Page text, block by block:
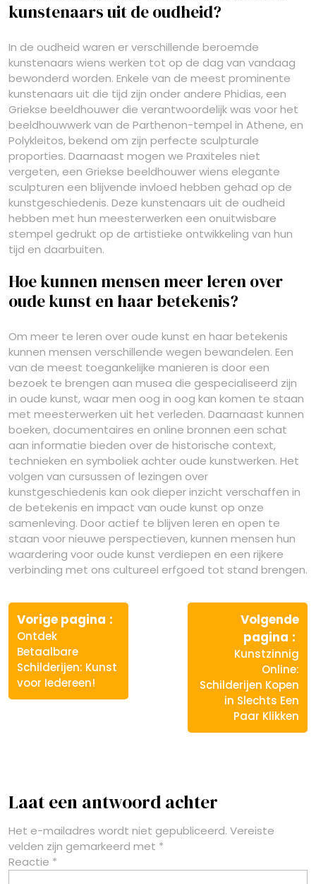
kunstenaars uit de oudheid?
In de oudheid waren er verschillende beroemde
kunstenaars wiens werken tot op de dag van vandaag
bewonderd worden. Enkele van de meest prominente
kunstenaars uit die tijd zijn onder andere Phidias, een
Griekse beeldhouwer die verantwoordelijk was voor het
beeldhouwwerk van de Parthenon-tempel in Athene, en
Polykleitos, bekend om zijn perfecte sculpturale
proporties. Daarnaast mogen we Praxiteles niet
vergeten, een Griekse beeldhouwer wiens elegante
sculpturen een blijvende invloed hebben gehad op de
kunstgeschiedenis. Deze kunstenaars uit de oudheid
hebben met hun meesterwerken een onuitwisbare
stempel gedrukt op de artistieke ontwikkeling van hun
tijd en daarbuiten.
Hoe kunnen mensen meer leren over
oude kunst en haar betekenis?
Om meer te leren over oude kunst en haar betekenis
kunnen mensen verschillende wegen bewandelen. Een
van de meest toegankelijke manieren is door een
bezoek te brengen aan musea die gespecialiseerd zijn
in oude kunst, waar men oog in oog kan komen te staan
met meesterwerken uit het verleden. Daarnaast kunnen
boeken, documentaires en online bronnen een schat
aan informatie bieden over de historische context,
technieken en symboliek achter oude kunstwerken. Het
volgen van cursussen of lezingen over
kunstgeschiedenis kan ook dieper inzicht verschaffen in
de betekenis en impact van oude kunst op onze
samenleving. Door actief te blijven leren en open te
staan voor nieuwe perspectieven, kunnen mensen hun
waardering voor oude kunst verdiepen en een rijkere
verbinding met ons cultureel erfgoed tot stand brengen.
Berichtnavigatie
Vorige pagina
Ontdek
Betaalbare
Schilderijen: Kunst
voor Iedereen!
Volgende
pagina
Kunstzinnig
Online:
Schilderijen Kopen
in Slechts Een
Paar Klikken
Laat een antwoord achter
Het e-mailadres wordt niet gepubliceerd. Vereiste
velden zijn gemarkeerd met *
Reactie *